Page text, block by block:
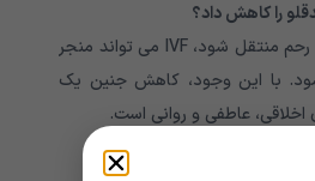
را کاهش داد؟
اگر بیش از یک جنین به رحم منتقل شود، IVF می تواند منجر
شود. با این وجود، کاهش جنین یک
اخلاقی، عاطفی و روانی است.
داروهای گیاهی برای باروری